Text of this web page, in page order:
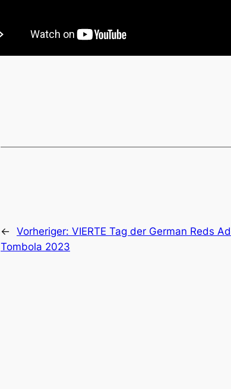
← Vorheriger: VIERTE Tag der German Reds
Tombola 2023